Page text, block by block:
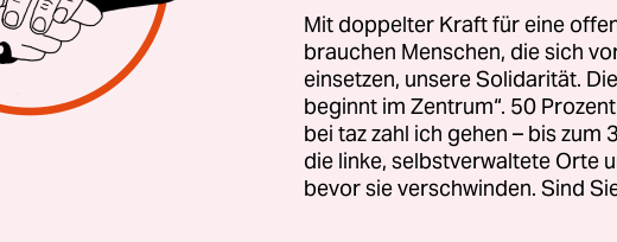
die Polizeiwagen dazukommen, holen sie Transparente
der Gruppe Extinction Rebellionhervor, manche setzen
Fahrbahn und kleben ihre Hände mit Sekundenkleber
Es ist der zweite Aktionstag der „Herbstrebellion“ von
Gruppe fordert die Politik auf, sofort Maßnahmen
Mit doppelter Kraft für eine
brauchen Menschen, die sich
einsetzen, unsere Solidarität.
beginnt im Zentrum“. 50
bei taz zahl ich gehen – bis
die linke, selbstverwaltete Orte
bevor sie verschwinden. Sind